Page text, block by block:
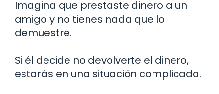
Imagina que prestaste dinero a un
amigo y no tienes nada que lo
demuestre.
Si él decide no devolverte el dinero,
estarás en una situación complicada.